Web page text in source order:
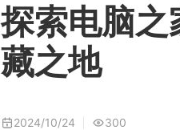
探索电脑
藏之地
2024/10/24 300